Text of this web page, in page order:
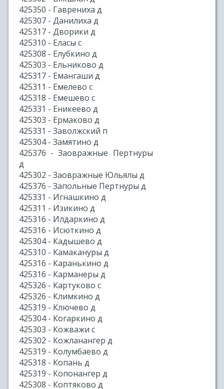
425350 - Гаврениха д
425307 - Данилиха д
425317 - Дворики д
425310 - Еласы с
425308 - Елубкино д
425303 - Ельниково д
425317 - Емангаши д
425311 - Емелево с
425318 - Емешево с
425331 - Еникеево д
425303 - Ермаково д
425331 - Заволжский п
425304 - Замятино д
425376 - Заовражные Пертнуры
д
425302 - Заовражные Юльялы д
425376 - Запольные Пертнуры д
425331 - Игнашкино д
425311 - Изикино д
425316 - Илдаркино д
425316 - Исюткино д
425304 - Кадышево д
425310 - Камакануры д
425316 - Каранькино д
425316 - Карманеры д
425326 - Картуково с
425326 - Климкино д
425319 - Ключево д
425304 - Когаркино д
425303 - Кожважи с
425302 - Кожланангер д
425319 - Колумбаево д
425318 - Копань д
425319 - Копонангер д
425308 - Коптяково д